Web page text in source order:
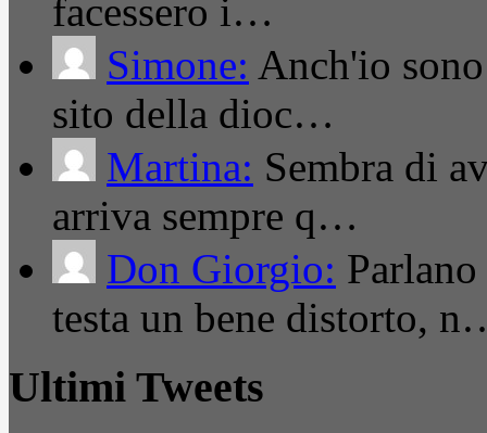
facessero i…
Simone: Anch'io
sito della dioc…
Martina: Sembra di
arriva sempre q…
Don Giorgio:
testa un bene distorto,
Ultimi Tweets